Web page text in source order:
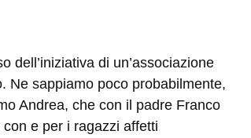
dell’iniziativa di un’associazione
Ne sappiamo poco probabilmente,
Andrea, che con il padre Franco
e per i ragazzi affetti